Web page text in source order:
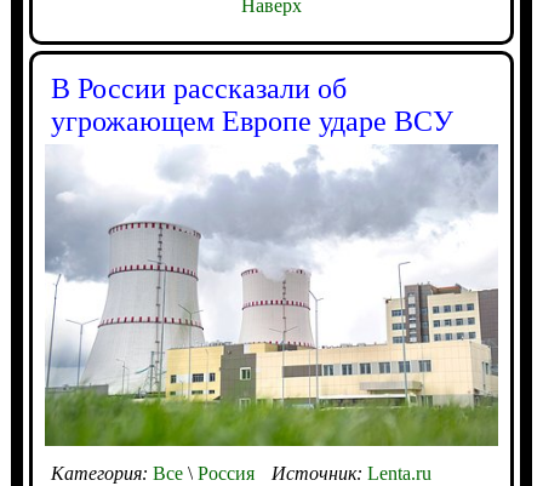
Наверх
В России рассказали об
угрожающем Европе ударе ВСУ
Категория: Все\Россия Источник: Lenta.ru